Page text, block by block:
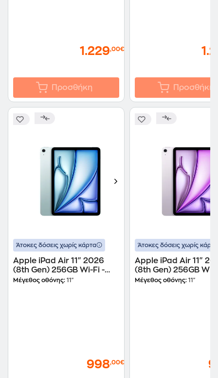
1.229,00€
Προσθήκη Προσθήκη
Άτοκες δόσεις χωρίς κάρτα
Apple iPad Air 11" 2026
(8th Gen) 256GB Wi-Fi -
Blue
Μέγεθος οθόνης: 11"
998,00€
Άτοκες δόσεις χωρίς κάρτα
Apple iPad Air 11"
(8th Gen) 256GB Wi-
Purple
Μέγεθος οθόνης: 11"